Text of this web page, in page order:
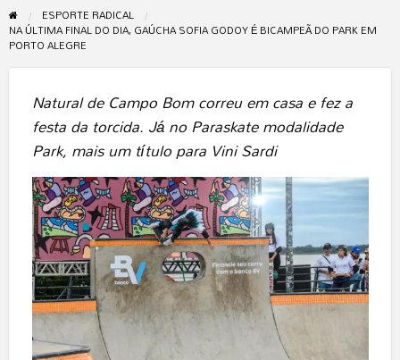
ESPORTE RADICAL
NA ÚLTIMA FINAL DO DIA, GAÚCHA SOFIA GODOY É BICAMPEÃ DO PARK EM
PORTO ALEGRE
Natural de Campo Bom correu em casa e fez a
festa da torcida. Já no Paraskate modalidade
Park, mais um título para Vini Sardi